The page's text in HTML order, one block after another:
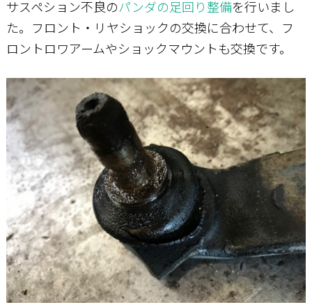
工場通信
お問い合わせ
サスペション不良のパンダの足回り整備を行いまし
た。フロント・リヤショックの交換に合わせて、フ
ロントロワアームやショックマウントも交換です。